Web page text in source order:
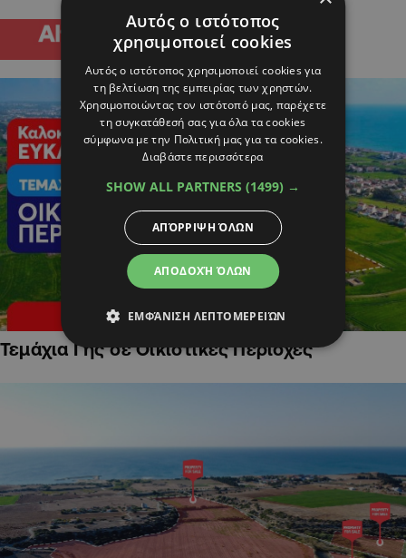
Τεμάχια Γης σε Οικιστικές Περιοχές
Αυτός ο ιστότοπος
χρησιμοποιεί cookies
Αυτός ο ιστότοπος χρησιμοποιεί cookies για
τη βελτίωση της εμπειρίας των χρηστών.
Χρησιμοποιώντας τον ιστότοπό μας, παρέχετε
τη συγκατάθεσή σας για όλα τα cookies
σύμφωνα με την Πολιτική μας για τα cookies.
Διαβάστε περισσότερα
SHOW ALL PARTNERS (1499) →
ΑΠΟΔΟΧΉ ΌΛΩΝ
ΑΠΌΡΡΙΨΗ ΌΛΩΝ
ΕΜΦΆΝΙΣΗ ΛΕΠΤΟΜΕΡΕΙΏΝ